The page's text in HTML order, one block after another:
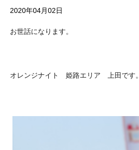
2020年04月02日
お世話になります。
オレンジナイト 姫路エリア 上田です。